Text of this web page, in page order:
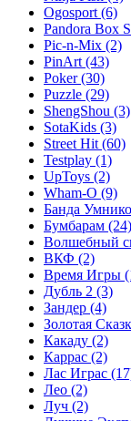
Ogosport (6)
Pandora Box
Pic-n-Mix (2)
PinArt (43)
Poker(30)
Puzzle (29)
ShengShou (3)
SotaKids (3)
Street Hit (60)
Testplay (1)
UpToys (2)
Wham-O (9)
Банда
Бумбарам (24)
Волшебный
ВКФ (2)
Время Игры
Дубль 2 (3)
Зандер (4)
Золотая
Какаду (2)
Каррас (2)
Лас Играс
Лео (2)
Луч (2)